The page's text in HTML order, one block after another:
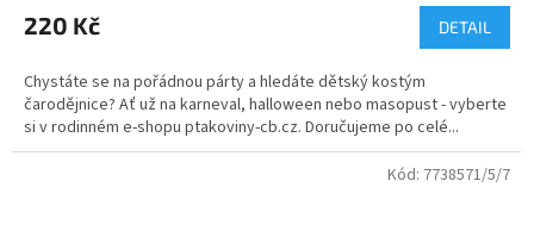
220 Kč DETAIL
Chystáte se na pořádnou párty a hledáte dětský kostým
čarodějnice? Ať už na karneval, halloween nebo masopust - vyberte
si v rodinném e-shopu ptakoviny-cb.cz. Doručujeme po celé...
Kód: 7738571/5/7